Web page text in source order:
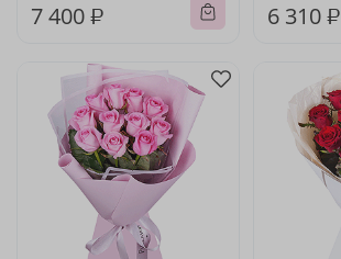
7 400 ₽ 6 310 ₽